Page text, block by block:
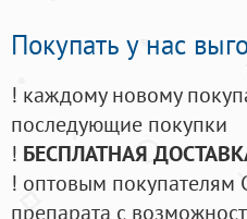
Покупать у нас
! каждому новому
последующие покупки
! БЕСПЛАТНАЯ
! оптовым
препарата с